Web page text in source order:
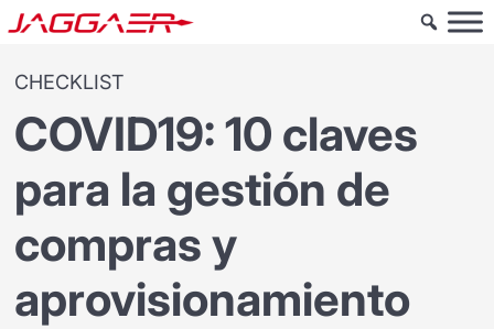
CHECKLIST
COVID19: 10 claves
para la gestión de
compras y
aprovisionamiento